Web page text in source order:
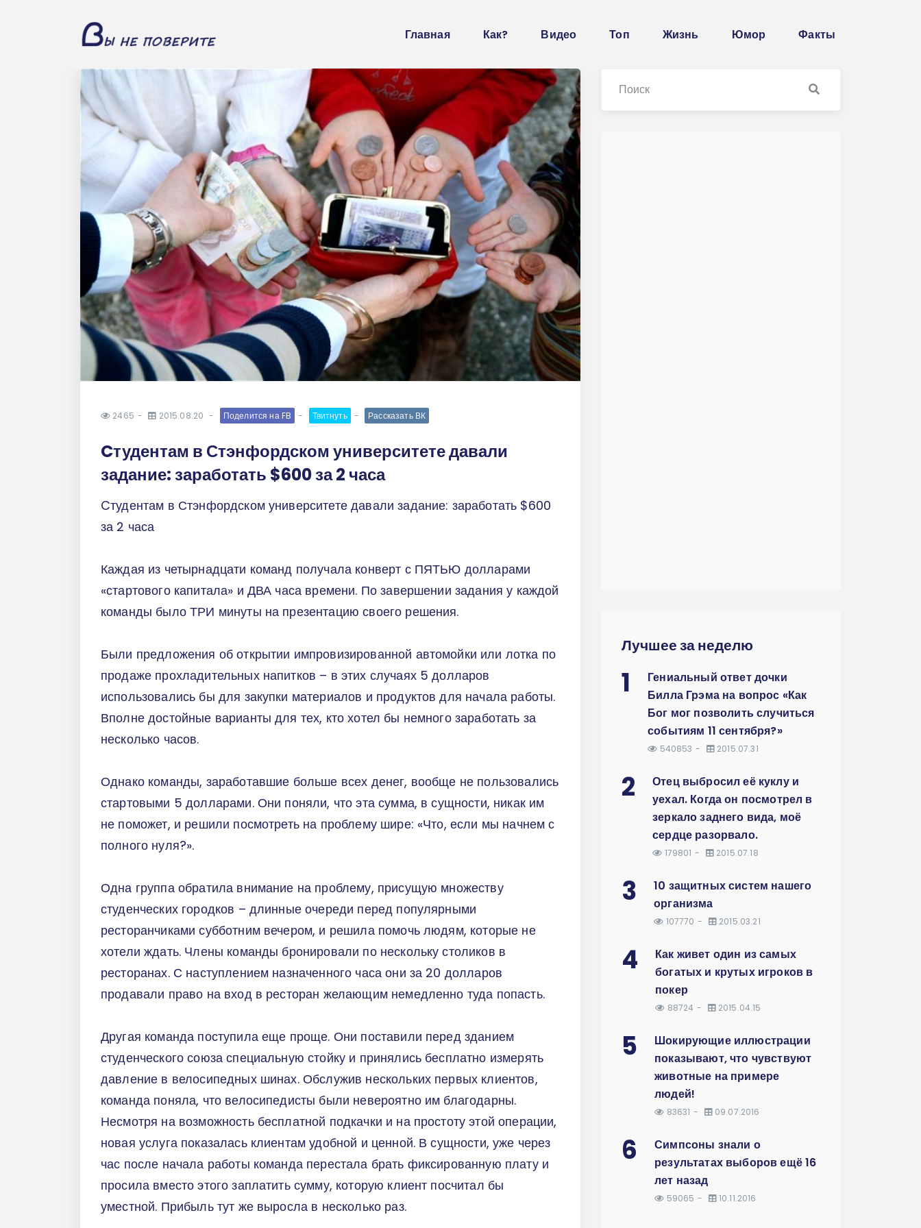
Главная Как? Видео Топ Жизнь Юмор Факты
2465 2015.08.20 Поделится на FB Твитнуть Рассказать ВК
Cтудентам в Стэнфордском университете давали
задание: заработать $600 за 2 часа
Cтудентам в Стэнфордском университете давали задание: заработать $600
за 2 часа
Каждая из четырнадцати команд получала конверт с ПЯТЬЮ долларами
«стартового капитала» и ДВА часа времени. По завершении задания у каждой
команды было ТРИ минуты на презентацию своего решения.
Были предложения об открытии импровизированной автомойки или лотка по
продаже прохладительных напитков – в этих случаях 5 долларов
использовались бы для закупки материалов и продуктов для начала работы.
Вполне достойные варианты для тех, кто хотел бы немного заработать за
несколько часов.
Однако команды, заработавшие больше всех денег, вообще не пользовались
стартовыми 5 долларами. Они поняли, что эта сумма, в сущности, никак им
не поможет, и решили посмотреть на проблему шире: «Что, если мы начнем с
полного нуля?».
Одна группа обратила внимание на проблему, присущую множеству
студенческих городков – длинные очереди перед популярными
ресторанчиками субботним вечером, и решила помочь людям, которые не
хотели ждать. Члены команды бронировали по нескольку столиков в
ресторанах. С наступлением назначенного часа они за 20 долларов
продавали право на вход в ресторан желающим немедленно туда попасть.
Другая команда поступила еще проще. Они поставили перед зданием
студенческого союза специальную стойку и принялись бесплатно измерять
давление в велосипедных шинах. Обслужив нескольких первых клиентов,
команда поняла, что велосипедисты были невероятно им благодарны.
Несмотря на возможность бесплатной подкачки и на простоту этой операции,
новая услуга показалась клиентам удобной и ценной. В сущности, уже через
час после начала работы команда перестала брать фиксированную плату и
просила вместо этого заплатить сумму, которую клиент посчитал бы
уместной. Прибыль тут же выросла в несколько раз.
Лучшее за неделю
1
Гениальный ответ дочки
Билла Грэма на вопрос «Как
Бог мог позволить случиться
событиям 11 сентября?»
540853 2015.07.31
2
Отец выбросил её куклу и
уехал. Когда он посмотрел в
зеркало заднего вида, моё
сердце разорвало.
179801 2015.07.18
3
10 защитных систем нашего
организма
107770 2015.03.21
4
Как живет один из самых
богатых и крутых игроков в
покер
88724 2015.04.15
5
Шокирующие иллюстрации
показывают, что чувствуют
животные на примере
людей!
83631 09.07.2016
6
Симпсоны знали о
результатах выборов ещё 16
лет назад
59065 10.11.2016